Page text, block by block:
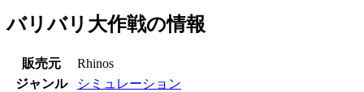
バリバリ大作戦の情報
販売元
Rhinos
ジャンル
シミュレーション